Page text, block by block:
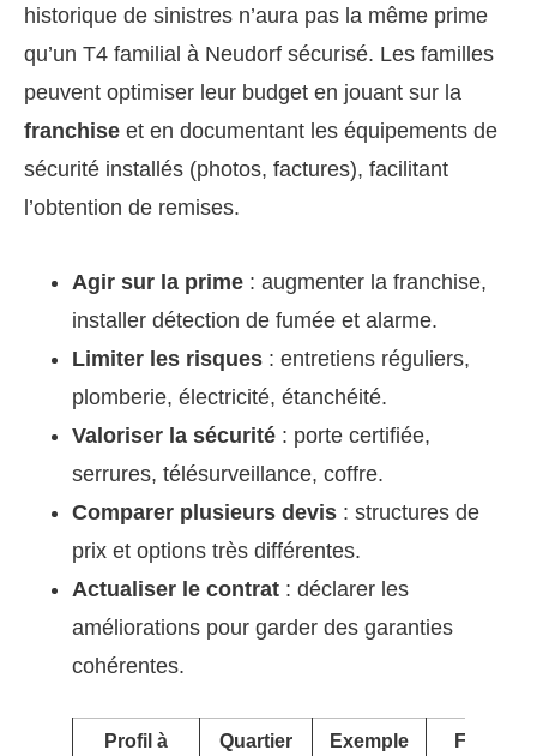
historique de sinistres n’aura pas la même prime
qu’un T4 familial à Neudorf sécurisé. Les familles
peuvent optimiser leur budget en jouant sur la
franchise et en documentant les équipements de
sécurité installés (photos, factures), facilitant
l’obtention de remises.
Agir sur la prime : augmenter la franchise,
installer détection de fumée et alarme.
Limiter les risques : entretiens réguliers,
plomberie, électricité, étanchéité.
Valoriser la sécurité : porte certifiée,
serrures, télésurveillance, coffre.
Comparer plusieurs devis : structures de
prix et options très différentes.
Actualiser le contrat : déclarer les
améliorations pour garder des garanties
cohérentes.
Profil à
Quartier
Exemple
Facteurs